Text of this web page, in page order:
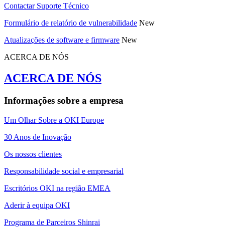
Contactar Suporte Técnico
Formulário de relatório de vulnerabilidade New
Atualizações de software e firmware New
ACERCA DE NÓS
ACERCA DE NÓS
Informações sobre a empresa
Um Olhar Sobre a OKI Europe
30 Anos de Inovação
Os nossos clientes
Responsabilidade social e empresarial
Escritórios OKI na região EMEA
Aderir à equipa OKI
Programa de Parceiros Shinrai